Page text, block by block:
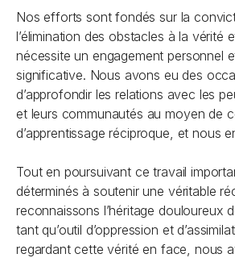
Nos efforts sont fondés sur la
l’élimination des obstacles à la vérité
nécessite un engagement personnel
significative. Nous avons eu des
d’approfondir les relations avec les
et leurs communautés au moyen de
d’apprentissage réciproque, et nous
Tout en poursuivant ce travail
déterminés à soutenir une véritable
reconnaissons l’héritage douloureux
tant qu’outil d’oppression et
regardant cette vérité en face, nous